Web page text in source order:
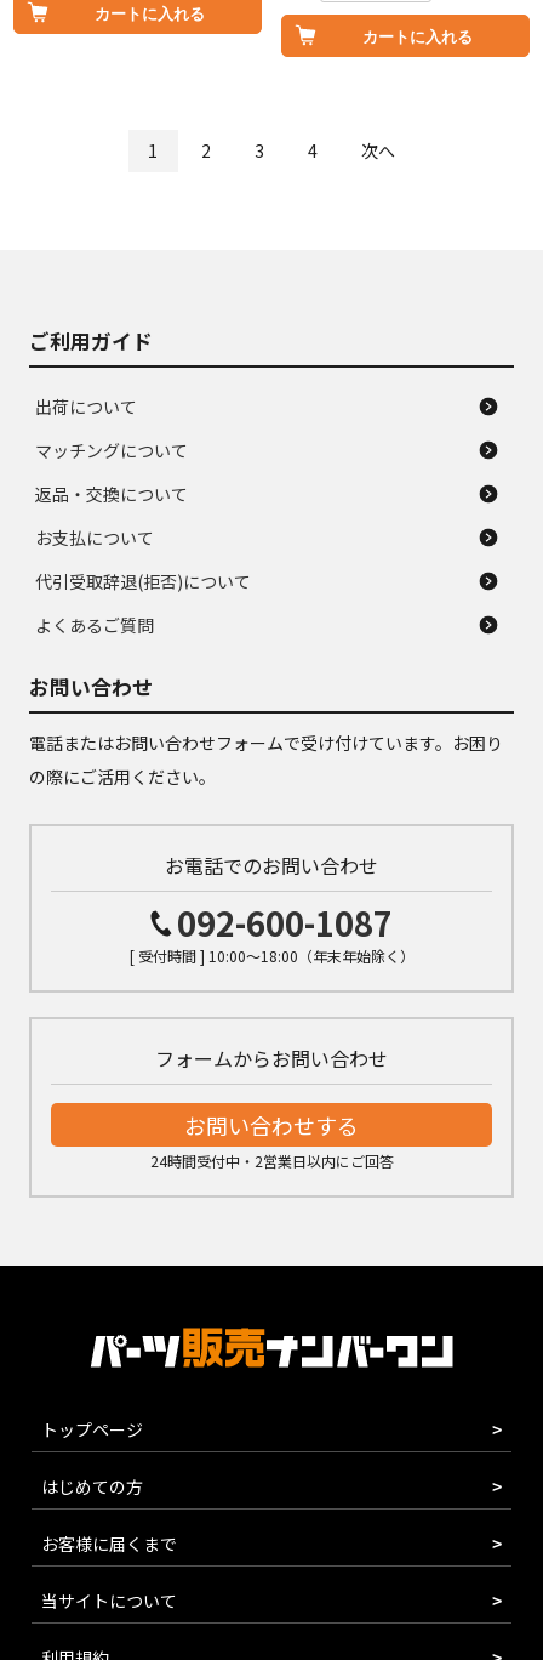
カートに入れる
カートに入れる
1 2 3 4 次へ
ご利用ガイド
出荷について
マッチングについて
返品・交換について
お支払について
代引受取辞退(拒否)について
よくあるご質問
お問い合わせ
電話またはお問い合わせフォームで受け付けています。お困り
の際にご活用ください。
お電話でのお問い合わせ
092-600-1087
[ 受付時間 ] 10:00～18:00（年末年始除く）
フォームからお問い合わせ
お問い合わせする
24時間受付中・2営業日以内にご回答
トップページ
はじめての方
お客様に届くまで
当サイトについて